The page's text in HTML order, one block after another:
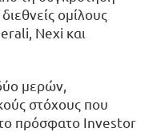
ομίλους
Nexi και
μερών,
στόχους που
πρόσφατο Investor